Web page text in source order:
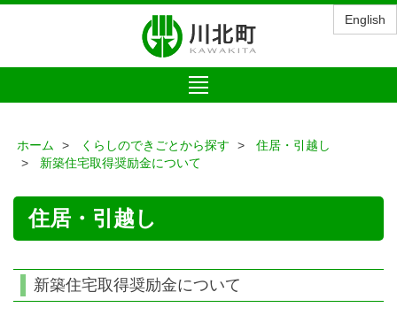
English
Toggle
navigation
ホーム くらしのできごとから探す
住居・引越し
新築住宅取得奨励金について
住居・引越し
新築住宅取得奨励金について